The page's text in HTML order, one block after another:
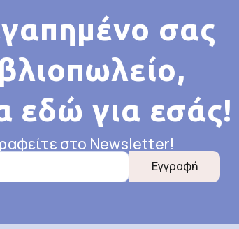
σας
εδώ για εσάς!
στο Newsletter!
Εγγραφή